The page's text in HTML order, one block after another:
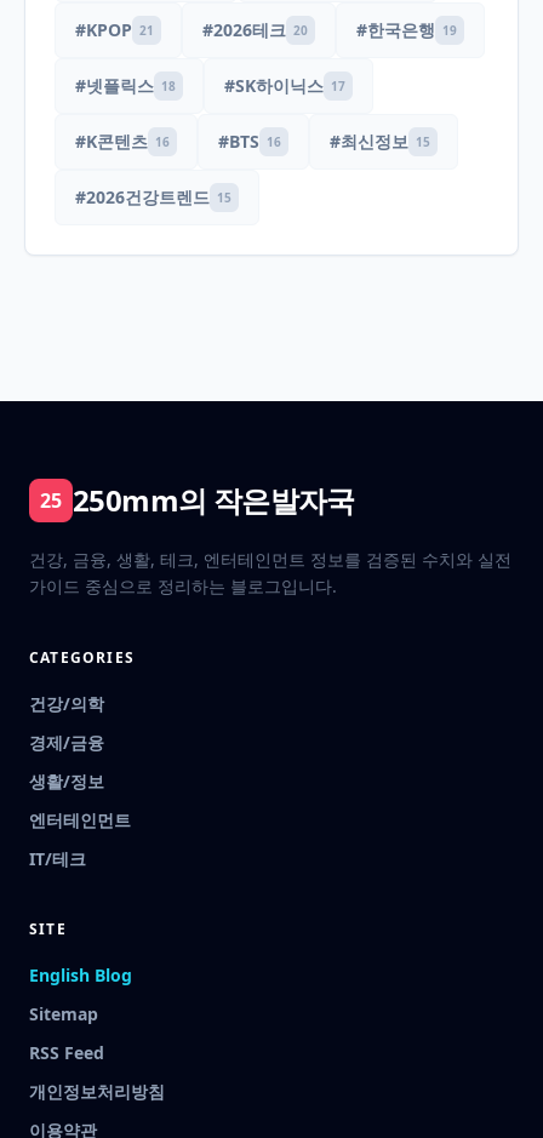
#KPOP 21 #2026테크 20 #한국은행 19
#넷플릭스 18 #SK하이닉스 17
#K콘텐츠 16 #BTS 16 #최신정보 15
#2026건강트렌드 15
25 250mm의 작은발자국
건강, 금융, 생활, 테크, 엔터테인먼트 정보를 검증된 수치와 실전
가이드 중심으로 정리하는 블로그입니다.
CATEGORIES
건강/의학
경제/금융
생활/정보
엔터테인먼트
IT/테크
SITE
English Blog
Sitemap
RSS Feed
개인정보처리방침
이용약관